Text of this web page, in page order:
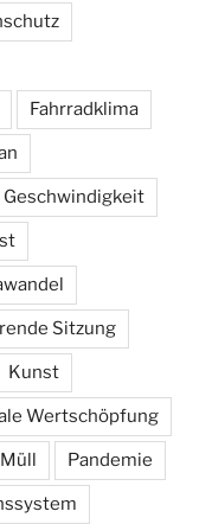
Fahrradklima
Geschwindigkeit
Sitzung
Kunst
Wertschöpfung
Müll Pandemie